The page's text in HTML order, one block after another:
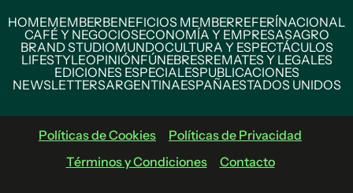
HOMEMEMBERBENEFICIOS MEMBERREFERÍNACIONAL
CAFÉ Y NEGOCIOSECONOMÍA Y EMPRESASAGRO
BRAND STUDIOMUNDOCULTURA Y ESPECTÁCULOS
LIFESTYLEOPINIÓNFÚNEBRESREMATES Y LEGALES
EDICIONES ESPECIALESPUBLICACIONES
NEWSLETTERSARGENTINAESPAÑAESTADOS UNIDOS
Políticas de Cookies
Políticas de Privacidad
Términos y Condiciones
Contacto